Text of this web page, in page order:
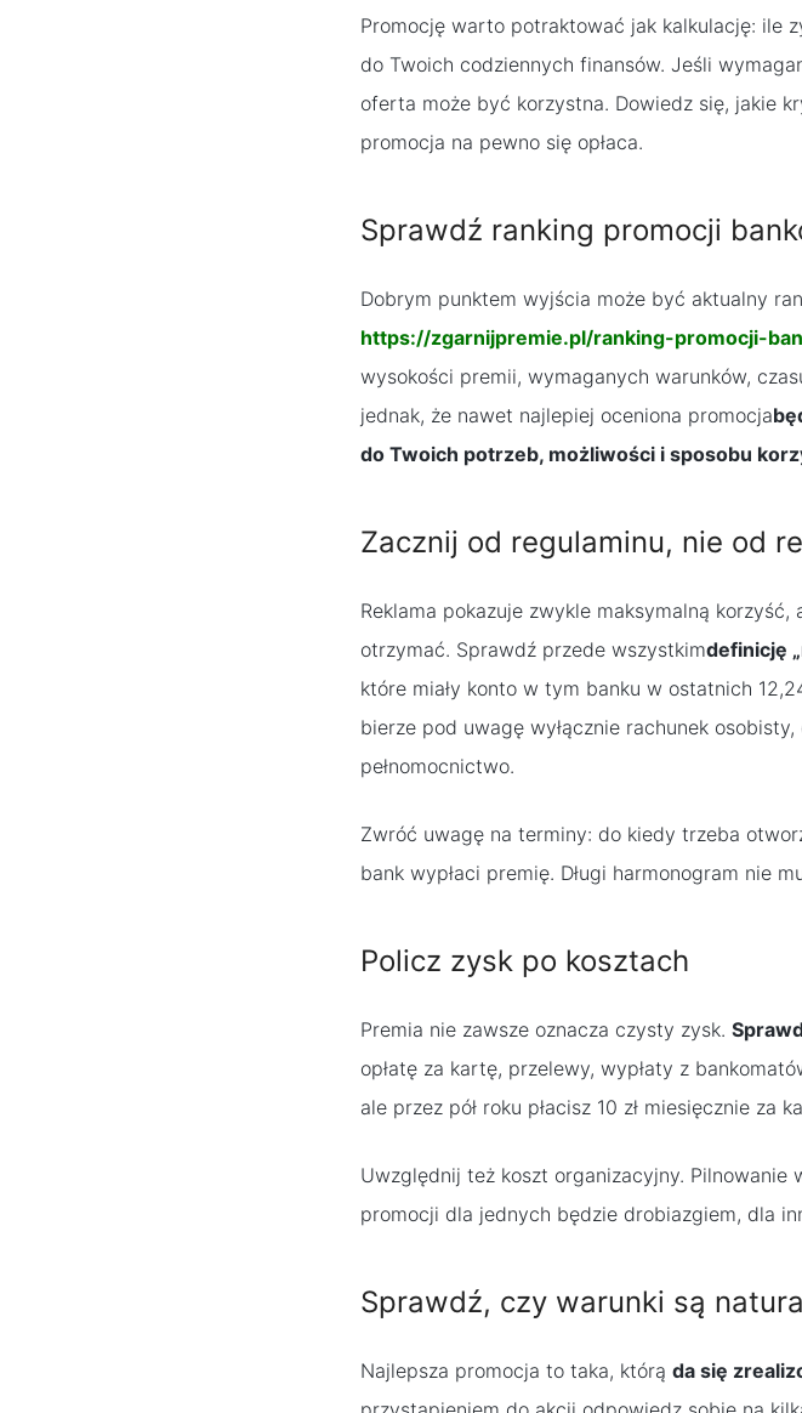
Promocję warto potraktować jak kalkulację: ile
do Twoich codziennych finansów. Jeśli
oferta może być korzystna. Dowiedz się, jakie
promocja na pewno się opłaca.
Sprawdź ranking promocji
Dobrym punktem wyjścia może być aktualny
https://zgarnijpremie.pl/ranking-promocji-
wysokości premii, wymaganych warunków,
jednak, że nawet najlepiej oceniona promocja
do Twoich potrzeb, możliwości i sposobu
Zacznij od regulaminu, nie od
Reklama pokazuje zwykle maksymalną
otrzymać. Sprawdź przede wszystkimdefinicję
które miały konto w tym banku w ostatnich
bierze pod uwagę wyłącznie rachunek
pełnomocnictwo.
Zwróć uwagę na terminy: do kiedy trzeba
bank wypłaci premię. Długi harmonogram nie
Policz zysk po kosztach
Premia nie zawsze oznacza czysty zysk.
opłatę za kartę, przelewy, wypłaty z
ale przez pół roku płacisz 10 zł miesięcznie za
Uwzględnij też koszt organizacyjny. Pilnowanie
promocji dla jednych będzie drobiazgiem, dla
Sprawdź, czy warunki są
Najlepsza promocja to taka, którą da się